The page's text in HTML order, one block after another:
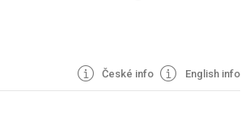
České info English info